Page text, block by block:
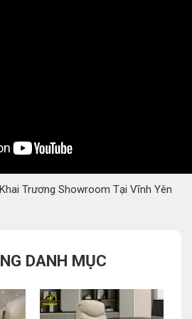
Trương Showroom Tại Vĩnh Yên
DANH MỤC